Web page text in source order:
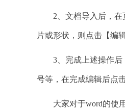
2、文档导入后，在页
片或形状，则点击【编
3、完成上述操作后，
号等，在完成编辑后点
大家对于word的使用